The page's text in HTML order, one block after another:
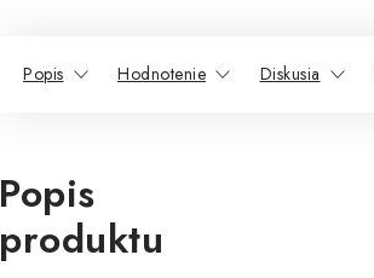
Popis Hodnotenie Diskusia
Popis
produktu